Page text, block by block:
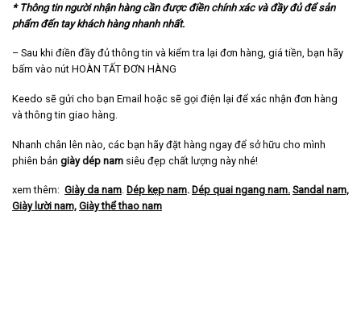
* Thông tin người nhận hàng cần được điền chính xác và đầy đủ để sản
phẩm đến tay khách hàng nhanh nhất.
– Sau khi điền đầy đủ thông tin và kiểm tra lại đơn hàng, giá tiền, bạn hãy
bấm vào nút HOÀN TẤT ĐƠN HÀNG
Keedo sẽ gửi cho bạn Email hoặc sẽ gọi điện lại để xác nhận đơn hàng
và thông tin giao hàng.
Nhanh chân lên nào, các bạn hãy đặt hàng ngay để sở hữu cho mình
phiên bản giày dép nam siêu đẹp chất lượng này nhé!
xem thêm: Giày da nam. Dép kẹp nam. Dép quai ngang nam. Sandal nam,
Giày lười nam, Giày thể thao nam